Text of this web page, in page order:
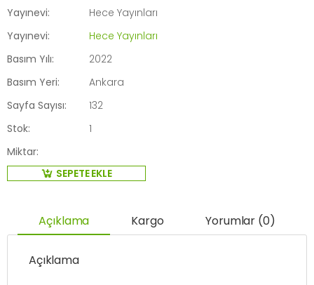
Yayınevi:
Hece Yayınları
Yayınevi:
Hece Yayınları
Basım Yılı:
2022
Basım Yeri:
Ankara
Sayfa Sayısı:
132
Stok:
1
Miktar:
SEPETE EKLE
Açıklama Kargo Yorumlar (0)
Açıklama